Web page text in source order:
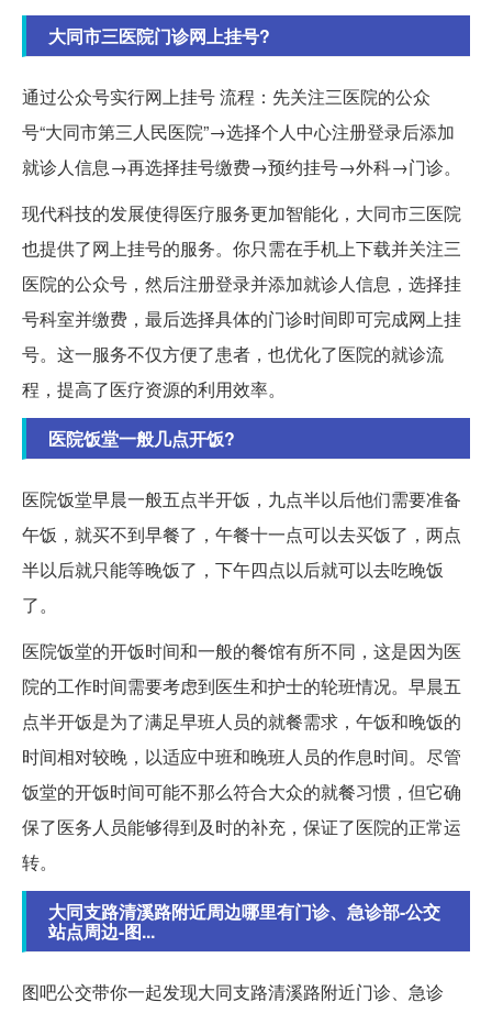
大同市三医院门诊网上挂号?
通过公众号实行网上挂号 流程：先关注三医院的公众
号“大同市第三人民医院”→选择个人中心注册登录后添加
就诊人信息→再选择挂号缴费→预约挂号→外科→门诊。
现代科技的发展使得医疗服务更加智能化，大同市三医院
也提供了网上挂号的服务。你只需在手机上下载并关注三
医院的公众号，然后注册登录并添加就诊人信息，选择挂
号科室并缴费，最后选择具体的门诊时间即可完成网上挂
号。这一服务不仅方便了患者，也优化了医院的就诊流
程，提高了医疗资源的利用效率。
医院饭堂一般几点开饭?
医院饭堂早晨一般五点半开饭，九点半以后他们需要准备
午饭，就买不到早餐了，午餐十一点可以去买饭了，两点
半以后就只能等晚饭了，下午四点以后就可以去吃晚饭
了。
医院饭堂的开饭时间和一般的餐馆有所不同，这是因为医
院的工作时间需要考虑到医生和护士的轮班情况。早晨五
点半开饭是为了满足早班人员的就餐需求，午饭和晚饭的
时间相对较晚，以适应中班和晚班人员的作息时间。尽管
饭堂的开饭时间可能不那么符合大众的就餐习惯，但它确
保了医务人员能够得到及时的补充，保证了医院的正常运
转。
大同支路清溪路附近周边哪里有门诊、急诊部-公交
站点周边-图...
图吧公交带你一起发现大同支路清溪路附近门诊、急诊